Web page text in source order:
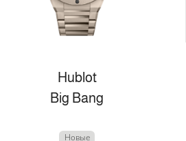
Hublot
Big Bang
Новые